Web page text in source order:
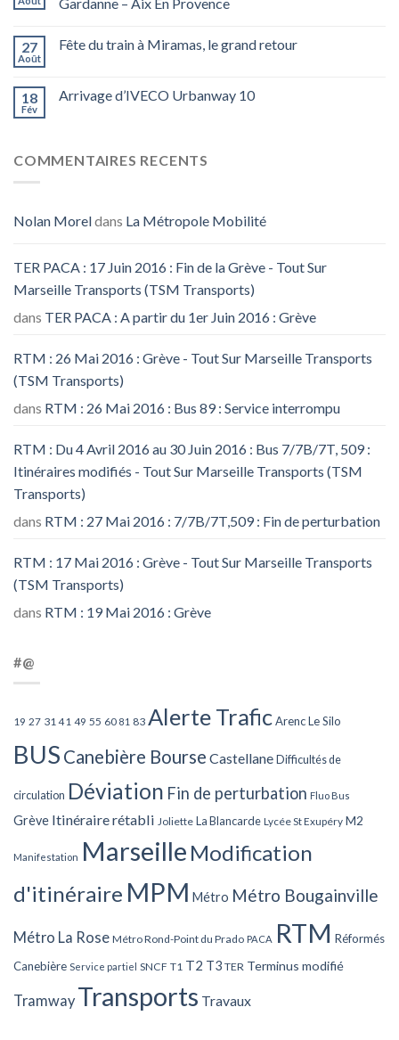
27
Août
Fête du train à Miramas, le grand retour
18
Fév
Arrivage d’IVECO Urbanway 10
COMMENTAIRES RECENTS
Nolan Moreldans La Métropole Mobilité
TER PACA : 17 Juin 2016 : Fin de la Grève - Tout Sur
Marseille Transports (TSM Transports)
dans TER PACA : A partir du 1er Juin 2016 : Grève
RTM : 26 Mai 2016 : Grève - Tout Sur Marseille Transports
(TSM Transports)
dans RTM : 26 Mai 2016 : Bus 89 : Service interrompu
RTM : Du 4 Avril 2016 au 30 Juin 2016 : Bus 7/7B/7T, 509 :
Itinéraires modifiés - Tout Sur Marseille Transports (TSM
Transports)
dans RTM : 27 Mai 2016 : 7/7B/7T,509 : Fin de perturbation
RTM : 17 Mai 2016 : Grève - Tout Sur Marseille Transports
(TSM Transports)
dans RTM : 19 Mai 2016 : Grève
#@
19 27 31 41 49 55 60 81 83 Alerte TraficArenc Le Silo
BUS Canebière Bourse Castellane Difficultés de
circulation Déviation Fin de perturbation Fluo Bus
Grève Itinéraire rétabli Joliette La Blancarde Lycée St Exupéry M2
Manifestation Marseille Modification
d'itinéraire MPM Métro Métro Bougainville
Métro La Rose Métro Rond-Point du Prado PACA RTM Réformés
Canebière Service partiel SNCF T1 T2 T3 TER Terminus modifié
Tramway Transports Travaux